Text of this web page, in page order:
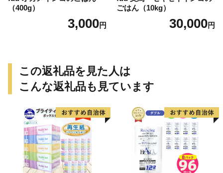
（400g）
3,000円
ごはん（10kg）
30,000円
この返礼品を見た人は
こんな返礼品も見ています